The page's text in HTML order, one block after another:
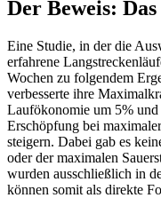
Der Beweis:
Eine Studie, in der die
erfahrene
Wochen zu folgendem
verbesserte ihre
Laufökonomie um 5%
Erschöpfung bei
steigern. Dabei gab es
oder der maximalen
wurden ausschließlich in
können somit als direkte